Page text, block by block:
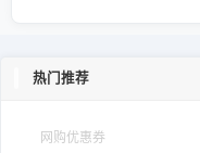
热门推荐
网购优惠券